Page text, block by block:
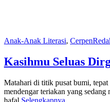
Anak-Anak Literasi, Cerpen
Kasihmu Seluas
Matahari di titik pusat bumi,
mendengar teriakan yang
hafal Selengkapnya